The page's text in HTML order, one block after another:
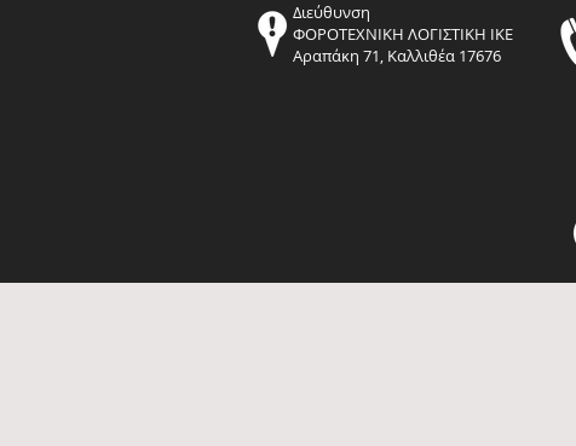
Διεύθυνση
ΦΟΡΟΤΕΧΝΙΚΗ ΛΟΓΙΣΤΙΚΗ ΙΚΕ
Αραπάκη 71, Καλλιθέα 17676